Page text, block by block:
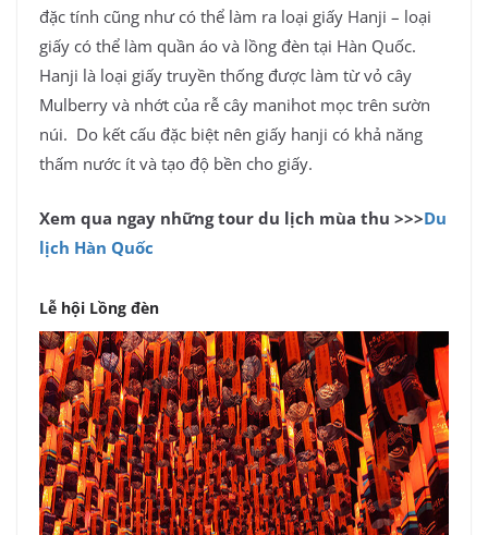
đặc tính cũng như có thể làm ra loại giấy Hanji – loại
giấy có thể làm quần áo và lồng đèn tại Hàn Quốc.
Hanji là loại giấy truyền thống được làm từ vỏ cây
Mulberry và nhớt của rễ cây manihot mọc trên sườn
núi. Do kết cấu đặc biệt nên giấy hanji có khả năng
thấm nước ít và tạo độ bền cho giấy.
Xem qua ngay những tour du lịch mùa thu >>>Du
lịch Hàn Quốc
Lễ hội Lồng đèn